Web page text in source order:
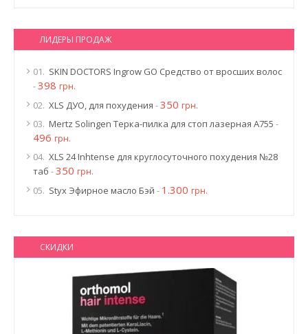
ЛИДЕРЫ ПРОДАЖ
01. SKIN DOCTORS Ingrow GO Средство от вросших волос
-398 грн.
02. XLS ДУО, для похудения -350 грн.
03. Mertz Solingen Терка-пилка для стоп лазерная A755 -
496 грн.
04. XLS 24 Inhtense для круглосуточного похудения №28
таб -350 грн.
05. Styx Эфирное масло Бэй - 1.300 грн.
СКИДКИ